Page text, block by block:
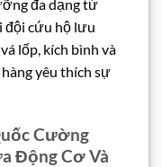
đa dạng từ
đội cứu hộ lưu
lốp, kích bình và
yêu thích sự
Cường
Động Cơ Và